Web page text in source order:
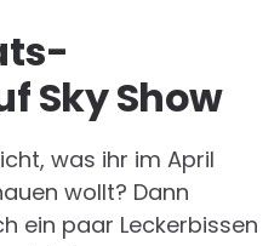
Sky Show
was ihr im April
wollt? Dann
ein paar Leckerbissen